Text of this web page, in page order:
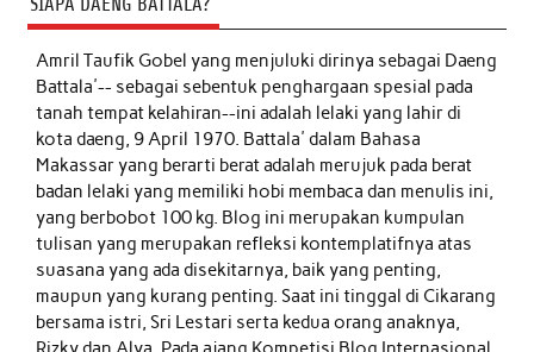
Amril Taufik Gobelyang menjuluki dirinya sebagai Daeng
Battala'-- sebagai sebentuk penghargaan spesial pada
tanah tempat kelahiran--ini adalah lelaki yang lahir di
kota daeng, 9 April 1970. Battala' dalam Bahasa
Makassar yang berarti berat adalah merujuk pada berat
badan lelaki yang memiliki hobi membaca dan menulis ini,
yang berbobot 100 kg. Blog ini merupakan kumpulan
tulisan yang merupakan refleksi kontemplatifnya atas
suasana yang ada disekitarnya, baik yang penting,
maupun yang kurang penting. Saat ini tinggal di Cikarang
bersama istri, Sri Lestari serta kedua orang anaknya,